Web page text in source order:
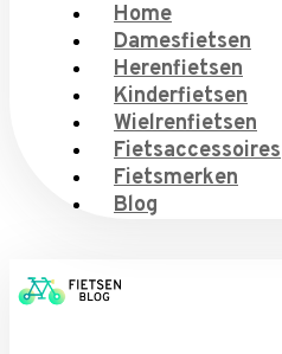
Home
Damesfietsen
Herenfietsen
Kinderfietsen
Wielrenfietsen
Fietsaccessoires
Fietsmerken
Blog